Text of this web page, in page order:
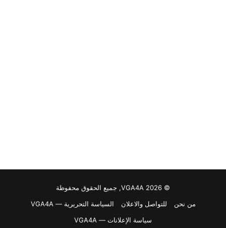
© VGA4A 2026, جميع الحقوق محفوظة
من نحن
للتواصل والاعلان
السياسة التحريرية — VGA4A
سياسة الإعلانات — VGA4A